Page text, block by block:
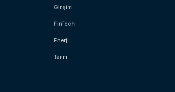
Girişim
FinTech
Enerji
Tarım